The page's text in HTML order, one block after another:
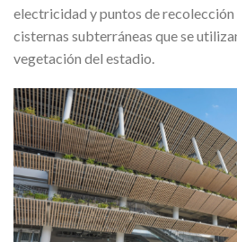
electricidad y puntos de recolección
cisternas subterráneas que se
vegetación del estadio.